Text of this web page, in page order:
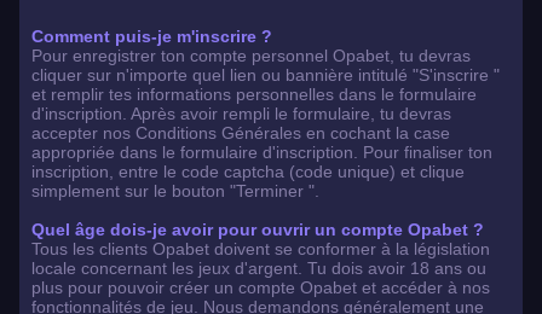
Comment puis-je m'inscrire ?
Pour enregistrer ton compte personnel Opabet, tu devras
cliquer sur n'importe quel lien ou bannière intitulé "S'inscrire "
et remplir tes informations personnelles dans le formulaire
d'inscription. Après avoir rempli le formulaire, tu devras
accepter nos Conditions Générales en cochant la case
appropriée dans le formulaire d'inscription. Pour finaliser ton
inscription, entre le code captcha (code unique) et clique
simplement sur le bouton "Terminer ".
Quel âge dois-je avoir pour ouvrir un compte Opabet ?
Tous les clients Opabet doivent se conformer à la législation
locale concernant les jeux d'argent. Tu dois avoir 18 ans ou
plus pour pouvoir créer un compte Opabet et accéder à nos
fonctionnalités de jeu. Nous demandons généralement une